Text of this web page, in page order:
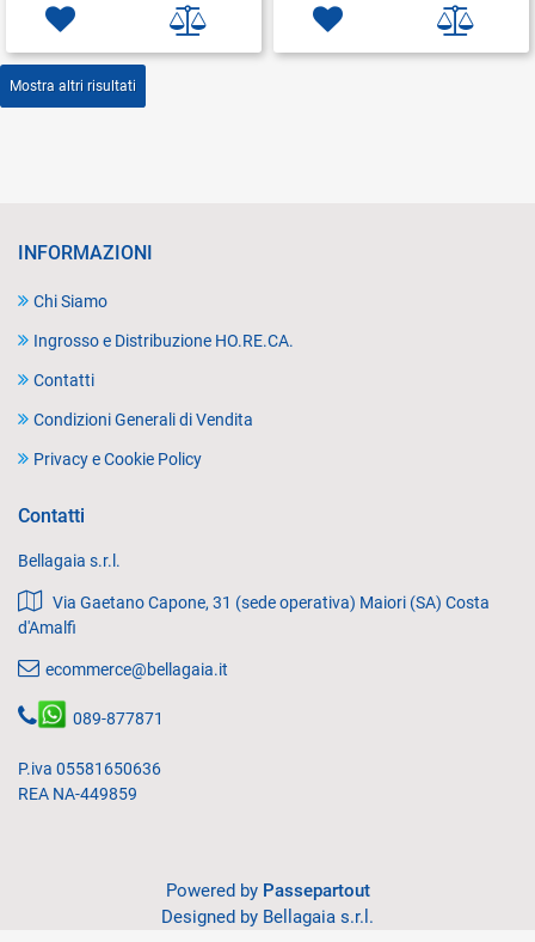
Mostra altri risultati
INFORMAZIONI
Chi Siamo
Ingrosso e Distribuzione HO.RE.CA.
Contatti
Condizioni Generali di Vendita
Privacy e Cookie Policy
Contatti
Bellagaia s.r.l.
Via Gaetano Capone, 31 (sede operativa) Maiori (SA) Costa
d'Amalfi
ecommerce@bellagaia.it
089-877871
P.iva 05581650636
REA NA-449859
Powered by Passepartout
Designed by Bellagaia s.r.l.